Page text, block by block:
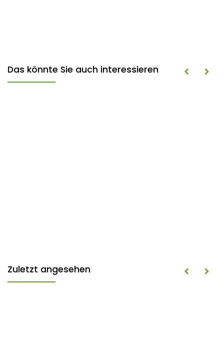
Das könnte Sie auch interessieren
Zuletzt angesehen